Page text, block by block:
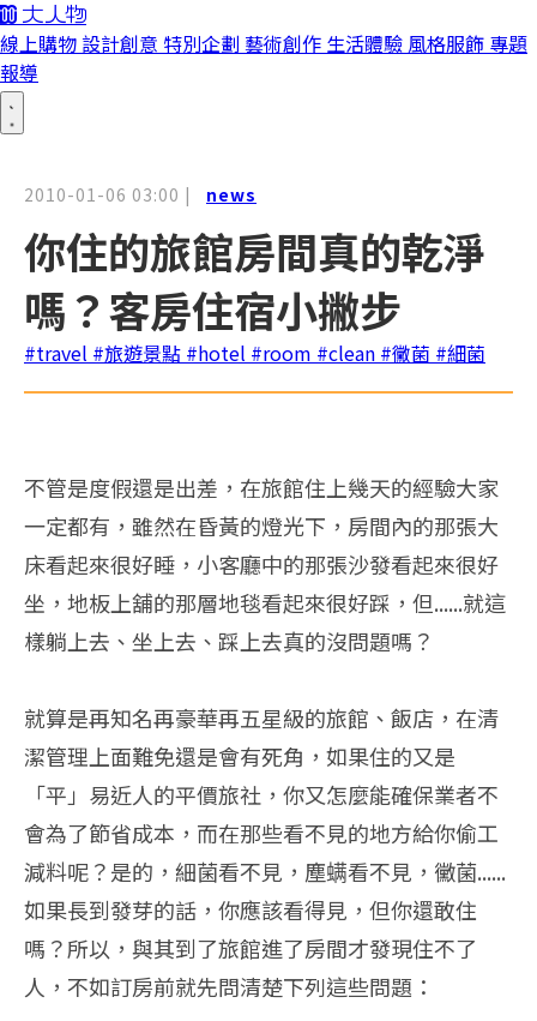
線上購物 設計創意 特別企劃 藝術創作 生活體驗 風格服飾 專題
報導
2010-01-06 03:00 | news
你住的旅館房間真的乾淨
嗎？客房住宿小撇步
#travel #旅遊景點 #hotel #room #clean #黴菌 #細菌
不管是度假還是出差，在旅館住上幾天的經驗大家
一定都有，雖然在昏黃的燈光下，房間內的那張大
床看起來很好睡，小客廳中的那張沙發看起來很好
坐，地板上舖的那層地毯看起來很好踩，但......就這
樣躺上去、坐上去、踩上去真的沒問題嗎？
就算是再知名再豪華再五星級的旅館、飯店，在清
潔管理上面難免還是會有死角，如果住的又是
「平」易近人的平價旅社，你又怎麼能確保業者不
會為了節省成本，而在那些看不見的地方給你偷工
減料呢？是的，細菌看不見，塵螨看不見，黴菌......
如果長到發芽的話，你應該看得見，但你還敢住
嗎？所以，與其到了旅館進了房間才發現住不了
人，不如訂房前就先問清楚下列這些問題：